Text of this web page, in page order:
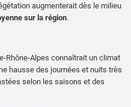
augmenterait dès le milieu
sur la région.
Rhône-Alpes connaîtrait un climat
hausse des journées et nuits très
selon les saisons et des